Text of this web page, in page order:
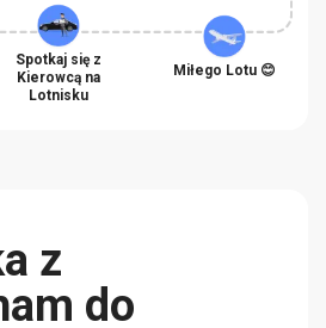
Spotkaj się z
Kierowcą na
Lotnisku
Miłego Lotu 😊
z
do